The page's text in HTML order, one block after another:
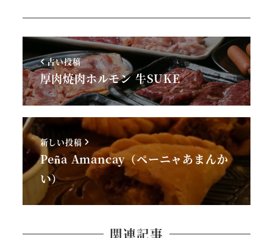
古い投稿
厚肉焼肉ホルモン 牛SUKE
新しい投稿
Peña Amancay（ペーニャあまんか
い）
関連記事